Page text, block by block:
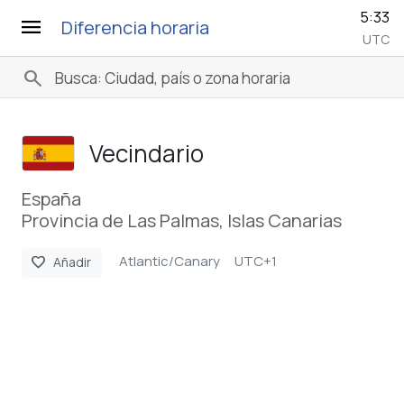
menu Diferencia horaria 5:33
UTC
search
Vecindario
España
Provincia de Las Palmas, Islas Canarias
favorite Añadir Atlantic/Canary UTC+1